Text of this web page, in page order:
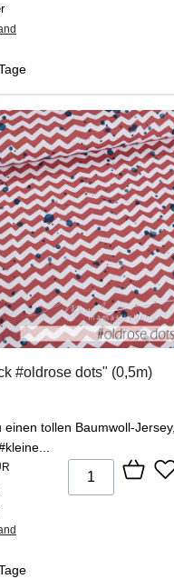
#oldrose dots" (0,5m)
tollen Baumwoll-Jersey,